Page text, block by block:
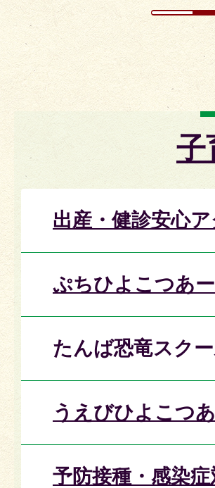
子
出産・健診安心
ぷちひよこつあ
たんば恐竜スク
うえびひよこつ
予防接種・感染症